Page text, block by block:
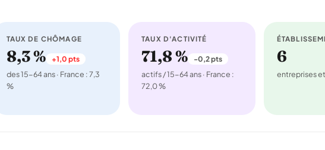
TAUX DE CHÔMAGE
8,3 % +1,0 pts
des 15-64 ans · France : 7,3
%
TAUX D'ACTIVITÉ
71,8 % -0,2 pts
actifs / 15-64 ans · France :
72,0 %
6
entreprises